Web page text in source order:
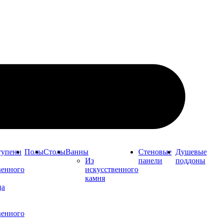
ПолыСтолыВанны
Из
искусственного
камня
Стеновые
панели
Душевые
поддоны